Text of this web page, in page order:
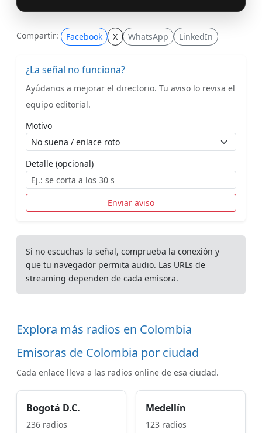
Compartir: Facebook X WhatsApp LinkedIn
¿La señal no funciona?
Ayúdanos a mejorar el directorio. Tu aviso lo revisa el
equipo editorial.
Motivo
Detalle (opcional)
Enviar aviso
Si no escuchas la señal, comprueba la conexión y
que tu navegador permita audio. Las URLs de
streaming dependen de cada emisora.
Explora más radios en Colombia
Emisoras de Colombia por ciudad
Cada enlace lleva a las radios online de esa ciudad.
Bogotá D.C.
236 radios
Medellín
123 radios